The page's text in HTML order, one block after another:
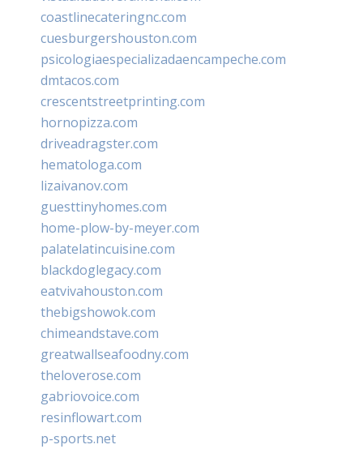
coastlinecateringnc.com
cuesburgershouston.com
psicologiaespecializadaencampeche.com
dmtacos.com
crescentstreetprinting.com
hornopizza.com
driveadragster.com
hematologa.com
lizaivanov.com
guesttinyhomes.com
home-plow-by-meyer.com
palatelatincuisine.com
blackdoglegacy.com
eatvivahouston.com
thebigshowok.com
chimeandstave.com
greatwallseafoodny.com
theloverose.com
gabriovoice.com
resinflowart.com
p-sports.net